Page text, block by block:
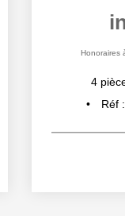
Honoraires
4
Réf